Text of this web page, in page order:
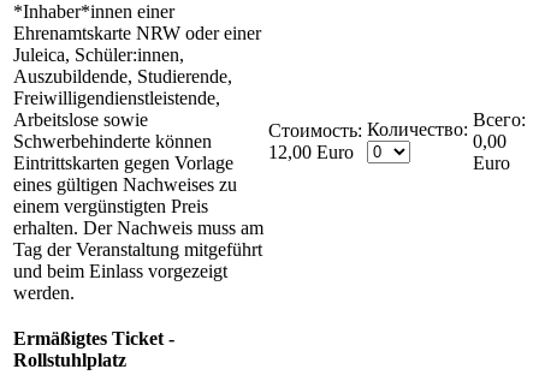
*Inhaber*innen einer
Ehrenamtskarte NRW oder einer
Juleica, Schüler:innen,
Auszubildende, Studierende,
Freiwilligendienstleistende,
Arbeitslose sowie
Schwerbehinderte können
Eintrittskarten gegen Vorlage
eines gültigen Nachweises zu
einem vergünstigten Preis
erhalten. Der Nachweis muss am
Tag der Veranstaltung mitgeführt
und beim Einlass vorgezeigt
werden.
Стоимость:
12,00 Euro
Количество:
0,00
Euro
Ermäßigtes Ticket -
Rollstuhlplatz